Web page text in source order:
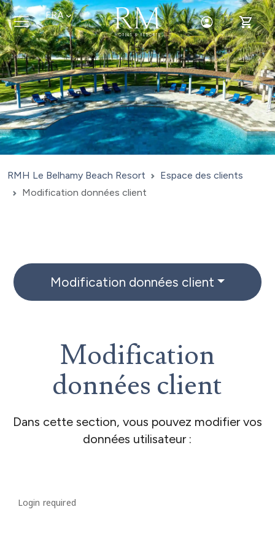
FRA Toggle Login
Toggle
RMH Le Belhamy Beach Resort
Espace des clients
Modification données client
Modification données client
Modification
données client
Dans cette section, vous pouvez modifier vos
données utilisateur :
Login required